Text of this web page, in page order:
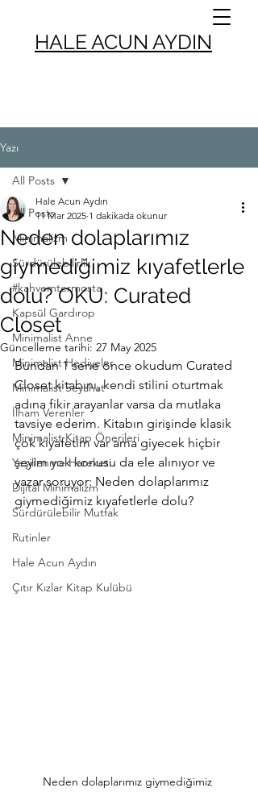
HALE ACUN AYDIN
Yazı
All Posts
Minimalizm
Sürdürülebilirlik
#kahvemtermosta
Kapsül Gardırop
Minimalist Anne
Minimalist Hediyeler
Minimalist Seyahat
İlham Verenler
Minimalist Kitap Önerileri
Yeşillenme Hareketi
Dijital Minimalizm
Sürdürülebilir Mutfak
Rutinler
Hale Acun Aydın
Çıtır Kızlar Kitap Kulübü
All Posts
Neden dolaplarımız
giymediğimiz kıyafetlerle
dolu? OKU: Curated
Closet
Hale Acun Aydın
11 Mar 2025 1 dakikada okunur
Güncelleme tarihi: 27 May 2025
Bundan 1 sene önce okudum Curated
Closet kitabını, kendi stilini oturtmak
adına fikir arayanlar varsa da mutlaka
tavsiye ederim. Kitabın girişinde klasik
çok kıyafetim var ama giyecek hiçbir
şeyim yok konusu da ele alınıyor ve
yazar soruyor: Neden dolaplarımız
giymediğimiz kıyafetlerle dolu?
Neden dolaplarımız giymediğimiz